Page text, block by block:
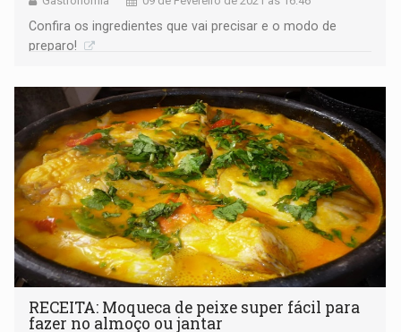
Confira os ingredientes que vai precisar e o modo de
preparo!
RECEITA: Moqueca de peixe super fácil para
fazer no almoço ou jantar